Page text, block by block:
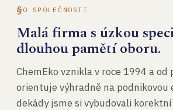
O SPOLEČNOSTI
Malá firma s úzkou
dlouhou pamětí oboru.
ChemEko vznikla v roce 1994 a od
orientuje výhradně na podnikovou
dekády jsme si vybudovali